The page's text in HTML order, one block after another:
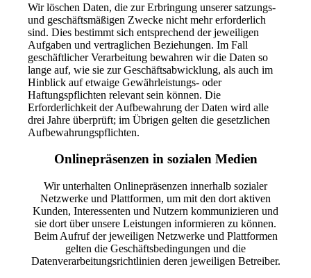
Wir löschen Daten, die zur Erbringung unserer satzungs-
und geschäftsmäßigen Zwecke nicht mehr erforderlich
sind. Dies bestimmt sich entsprechend der jeweiligen
Aufgaben und vertraglichen Beziehungen. Im Fall
geschäftlicher Verarbeitung bewahren wir die Daten so
lange auf, wie sie zur Geschäftsabwicklung, als auch im
Hinblick auf etwaige Gewährleistungs- oder
Haftungspflichten relevant sein können. Die
Erforderlichkeit der Aufbewahrung der Daten wird alle
drei Jahre überprüft; im Übrigen gelten die gesetzlichen
Aufbewahrungspflichten.
Onlinepräsenzen in sozialen Medien
Wir unterhalten Onlinepräsenzen innerhalb sozialer
Netzwerke und Plattformen, um mit den dort aktiven
Kunden, Interessenten und Nutzern kommunizieren und
sie dort über unsere Leistungen informieren zu können.
Beim Aufruf der jeweiligen Netzwerke und Plattformen
gelten die Geschäftsbedingungen und die
Datenverarbeitungsrichtlinien deren jeweiligen Betreiber.